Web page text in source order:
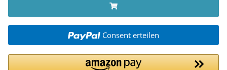
Consent erteilen